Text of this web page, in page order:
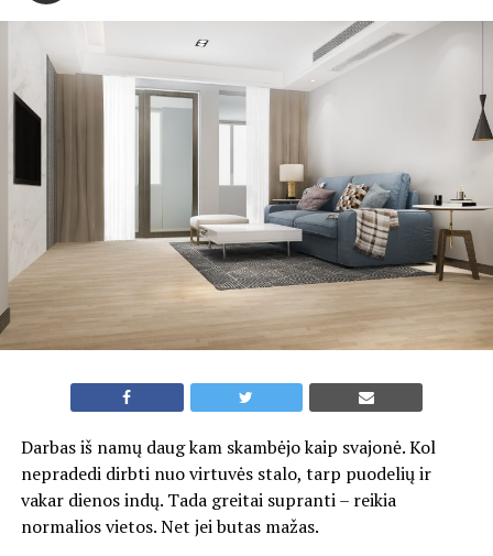
Darbas iš namų daug kam skambėjo kaip svajonė. Kol
nepradedi dirbti nuo virtuvės stalo, tarp puodelių ir
vakar dienos indų. Tada greitai supranti – reikia
normalios vietos. Net jei butas mažas.